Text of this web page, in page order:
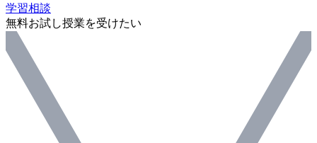
学習相談
無料お試し授業を受けたい